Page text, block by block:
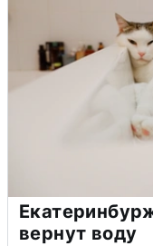
вернут воду